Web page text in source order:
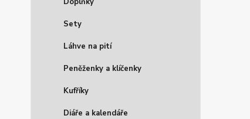
Sety
Láhve na pití
Peněženky a klíčenky
Kufříky
Diáře a kalendáře